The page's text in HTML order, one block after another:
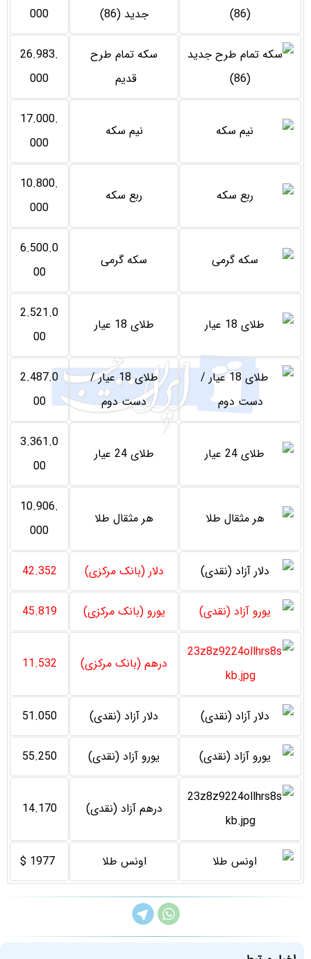
جدید (86)
000
سکه تمام طرح
قدیم
26.983.
000
نیم سکه
17.000.
000
ربع سکه
10.800.
000
سکه گرمی
6.500.0
00
طلای 18 عیار
2.521.0
00
طلای 18 عیار /
دست دوم
2.487.0
00
طلای 24 عیار
3.361.0
00
هر مثقال طلا
10.906.
000
دلار (بانک مرکزی) 42.352
یورو (بانک مرکزی) 45.819
درهم (بانک مرکزی) 11.532
دلار آزاد (نقدی) 51.050
یورو آزاد (نقدی) 55.250
درهم آزاد (نقدی) 14.170
اونس طلا